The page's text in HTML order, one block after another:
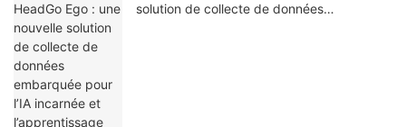
solution de collecte de données